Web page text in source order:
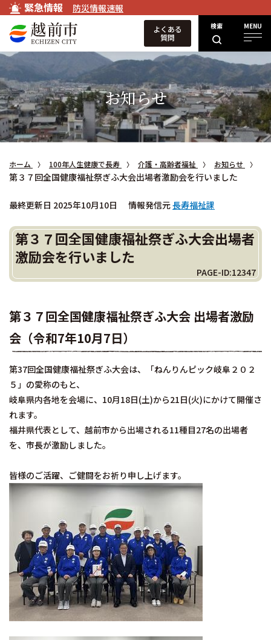
緊急情報 防災情報速報
検索 MENU
よくある
質問
お知らせ
ホーム 100年人生健康で長寿 介護・高齢者福祉 お知らせ
第３７回全国健康福祉祭ぎふ大会出場者激励会を行いました
最終更新日 2025年10月10日 情報発信元長寿福祉課
第３７回全国健康福祉祭ぎふ大会出場者
激励会を行いました
PAGE-ID:12347
第３７回全国健康福祉祭ぎふ大会 出場者激励
会（令和7年10月7日）
第37回全国健康福祉祭ぎふ大会は、「ねんりんピック岐阜２０２
５」の愛称のもと、
岐阜県内各地を会場に、10月18日(土)から21日(火)にかけて開催さ
れます。
福井県代表として、越前市から出場される11種目27名の出場者
を、市長が激励しました。
皆様のご活躍、ご健闘をお祈り申し上げます。